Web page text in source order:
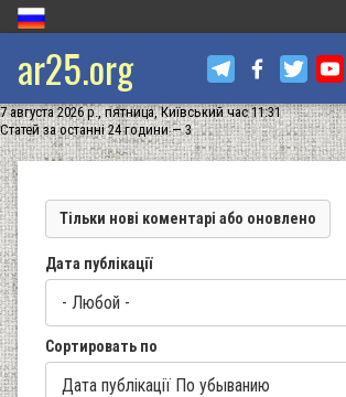
ar25.org
7 августа 2026 р., пятница, Київський час 11:31
Статей за останні 24 години — 3
Тільки нові коментарі або оновлено
Дата публікації
Сортировать по